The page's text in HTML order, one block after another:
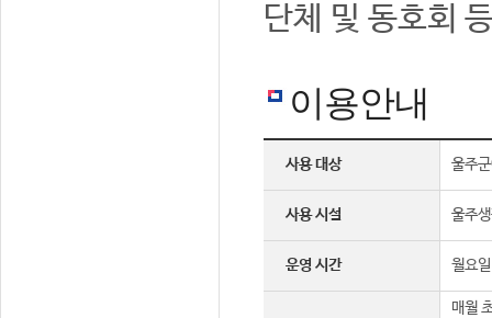
단체 및 동호회
이용안내
사용 대상 울주
사용 시설 울주
운영 시간 월요
매월